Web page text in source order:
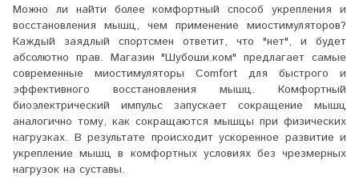
Можно ли найти более комфортный способ укрепления и
восстановления мышц, чем применение миостимуляторов?
Каждый заядлый спортсмен ответит, что "нет", и будет
абсолютно прав. Магазин "Шубоши.ком" предлагает самые
современные миостимуляторы Comfort для быстрого и
эффективного восстановления мышц. Комфортный
биоэлектрический импульс запускает сокращение мышц
аналогично тому, как сокращаются мышцы при физических
нагрузках. В результате происходит ускоренное развитие и
укрепление мышц в комфортных условиях без чрезмерных
нагрузок на суставы.